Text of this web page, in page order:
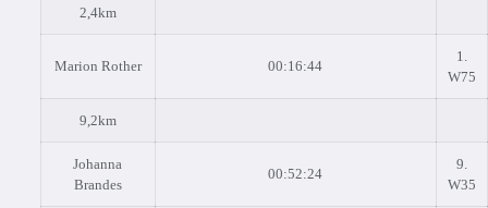
2,4km
Marion Rother 00:16:44
1.
W75
9,2km
Johanna
Brandes
00:52:24
9.
W35